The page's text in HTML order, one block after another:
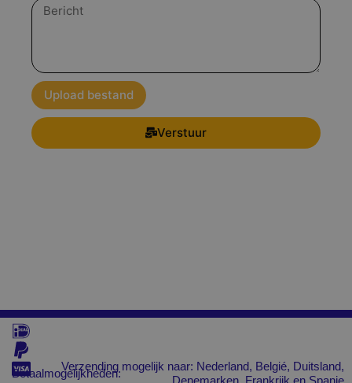
Bericht
Upload bestand
Verstuur
Betaalmogelijkheden:
Verzending mogelijk naar: Nederland, Belgié, Duitsland,